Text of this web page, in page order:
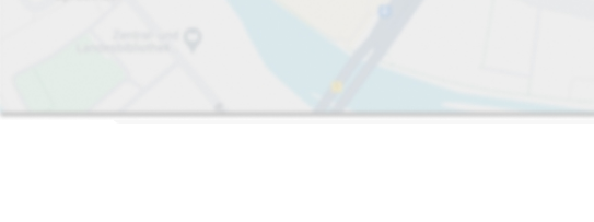
ab 2,00 €
Preise und Bezahlmethode